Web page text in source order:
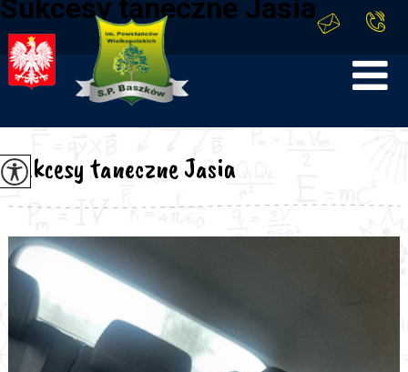
Sukcesy taneczne Jasia
Sukcesy taneczne Jasia